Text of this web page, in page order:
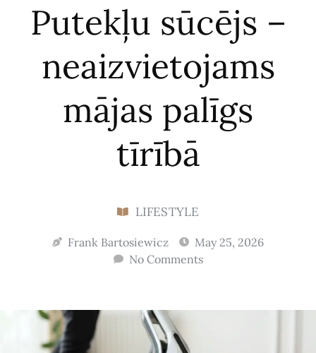
Putekļu sūcējs –
neaizvietojams
mājas palīgs
tīrībā
LIFESTYLE
Frank Bartosiewicz
May 25, 2026
No Comments